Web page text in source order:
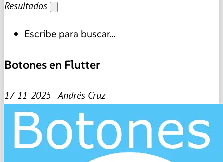
Resultados
Escribe para buscar...
Botones en Flutter
17-11-2025 - Andrés Cruz